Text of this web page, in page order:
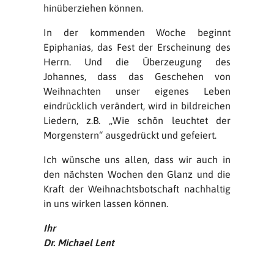
hinüberziehen können.
In der kommenden Woche beginnt
Epiphanias, das Fest der Erscheinung des
Herrn. Und die Überzeugung des
Johannes, dass das Geschehen von
Weihnachten unser eigenes Leben
eindrücklich verändert, wird in bildreichen
Liedern, z.B. „Wie schön leuchtet der
Morgenstern“ ausgedrückt und gefeiert.
Ich wünsche uns allen, dass wir auch in
den nächsten Wochen den Glanz und die
Kraft der Weihnachtsbotschaft nachhaltig
in uns wirken lassen können.
Ihr
Dr. Michael Lent